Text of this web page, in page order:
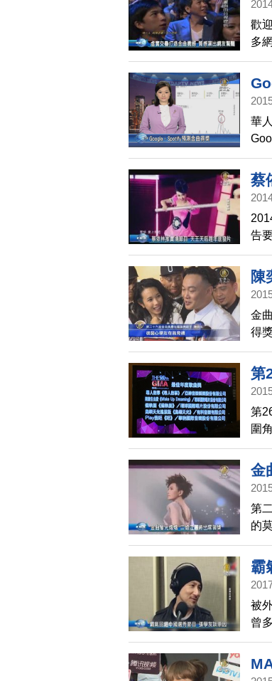
歡
多
台
場
華
獎
獎
流
蔡
告
張
片
陳
金
得
當
第
第
圍
亮
在
金
第
的
參
現
獎。
霸
被
曾
歌
不